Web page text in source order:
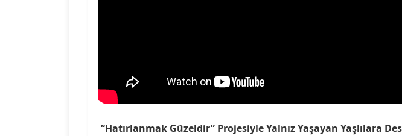
“Hatırlanmak Güzeldir” Projesiyle Yalnız Yaşayan Yaşlılara